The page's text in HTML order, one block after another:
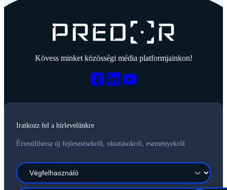
Kövess minket közösségi média platformjainkon!
Iratkozz fel a hírlevelünkre
Értesülthetsz új fejlesztésekről, oktatásokról, eseményekről